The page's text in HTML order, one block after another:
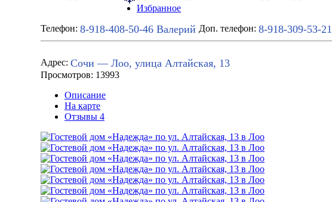
Избранное
Телефон: 8-918-408-50-46 Валерий Доп. телефон: 8-918-309-53-21
Адрес: Сочи — Лоо, улица Алтайская, 13
Просмотров: 13993
Описание
На карте
Отзывы 4